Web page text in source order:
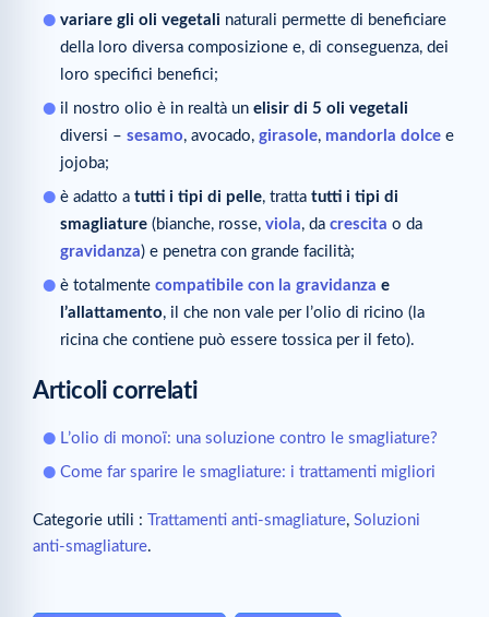
variare gli oli vegetali naturali permette di beneficiare
della loro diversa composizione e, di conseguenza, dei
loro specifici benefici;
il nostro olio è in realtà un elisir di 5 oli vegetali
diversi – sesamo, avocado, girasole, mandorla dolce e
jojoba;
è adatto a tutti i tipi di pelle, tratta tutti i tipi di
smagliature (bianche, rosse, viola, da crescita o da
gravidanza) e penetra con grande facilità;
è totalmente compatibile con la gravidanza e
l’allattamento, il che non vale per l’olio di ricino (la
ricina che contiene può essere tossica per il feto).
Articoli correlati
L’olio di monoï: una soluzione contro le smagliature?
Come far sparire le smagliature: i trattamenti migliori
Categorie utili : Trattamenti anti-smagliature, Soluzioni
anti-smagliature.